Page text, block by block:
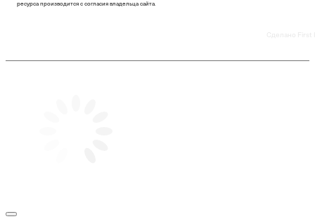
ресурса производится с согласия владельца сайта.